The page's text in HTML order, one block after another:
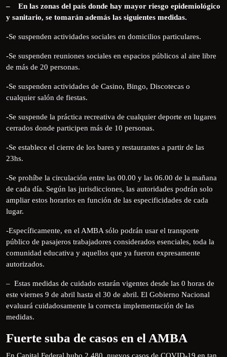
– En las zonas del país donde hay mayor riesgo epidemiológico
y sanitario, se tomarán además las siguientes medidas.
-Se suspenden actividades sociales en domicilios particulares.
-Se suspenden reuniones sociales en espacios públicos al aire libre
de más de 20 personas.
-Se suspenden actividades de Casino, Bingo, Discotecas o
cualquier salón de fiestas.
-Se suspende la práctica recreativa de cualquier deporte en lugares
cerrados donde participen más de 10 personas.
-Se establece el cierre de los bares y restaurantes a partir de las
23hs.
-Se prohíbe la circulación entre las 00.00 y las 06.00 de la mañana
de cada día. Según las jurisdicciones, las autoridades podrán solo
ampliar estos horarios en función de las especificidades de cada
lugar.
-Específicamente, en el AMBA sólo podrán usar el transporte
público de pasajeros trabajadores considerados esenciales, toda la
comunidad educativa y aquellos que ya fueron expresamente
autorizados.
– Estas medidas de cuidado estarán vigentes desde las 0 horas de
este viernes 9 de abril hasta el 30 de abril. El Gobierno Nacional
evaluará cuidadosamente la correcta implementación de las
medidas.
Fuerte suba de casos en el AMBA